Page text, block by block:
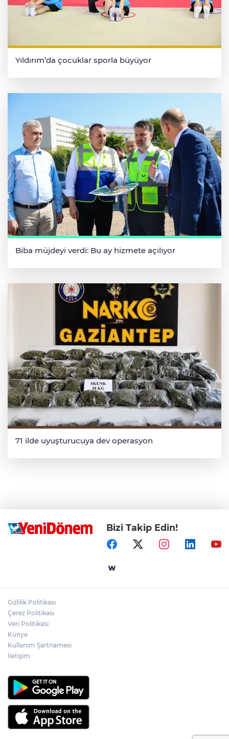
Yıldırım’da çocuklar sporla büyüyor
Biba müjdeyi verdi: Bu ay hizmete açılıyor
71 ilde uyuşturucuya dev operasyon
Bizi Takip Edin!
Gizlilik Politikası
Çerez Politikası
Veri Politikası
Künye
Kullanım Şartnamesi
İletişim